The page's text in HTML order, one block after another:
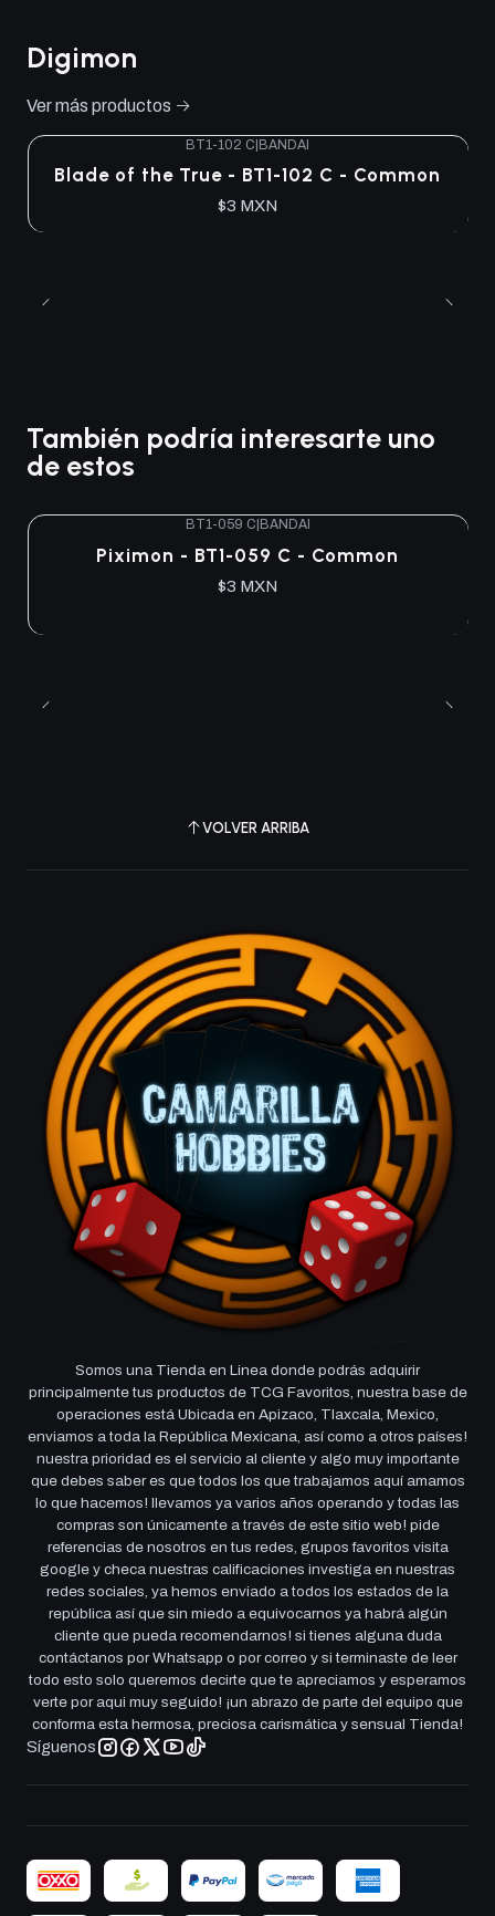
Digimon
Ver más productos
BT1-102 C BANDAI
Blade of the True - BT1-102 C - Common
$3 MXN
También podría interesarte uno
de estos
BT1-059 C BANDAI
Piximon - BT1-059 C - Common
$3 MXN
VOLVER ARRIBA
Somos una Tienda en Linea donde podrás adquirir
principalmente tus productos de TCG Favoritos, nuestra base de
operaciones está Ubicada en Apizaco, Tlaxcala, Mexico,
enviamos a toda la República Mexicana, así como a otros países!
nuestra prioridad es el servicio al cliente y algo muy importante
que debes saber es que todos los que trabajamos aquí amamos
lo que hacemos! llevamos ya varios años operando y todas las
compras son únicamente a través de este sitio web! pide
referencias de nosotros en tus redes, grupos favoritos visita
google y checa nuestras calificaciones investiga en nuestras
redes sociales, ya hemos enviado a todos los estados de la
república así que sin miedo a equivocarnos ya habrá algún
cliente que pueda recomendarnos! si tienes alguna duda
contáctanos por Whatsapp o por correo y si terminaste de leer
todo esto solo queremos decirte que te apreciamos y esperamos
verte por aqui muy seguido! ¡un abrazo de parte del equipo que
conforma esta hermosa, preciosa carismática y sensual Tienda!
Síguenos